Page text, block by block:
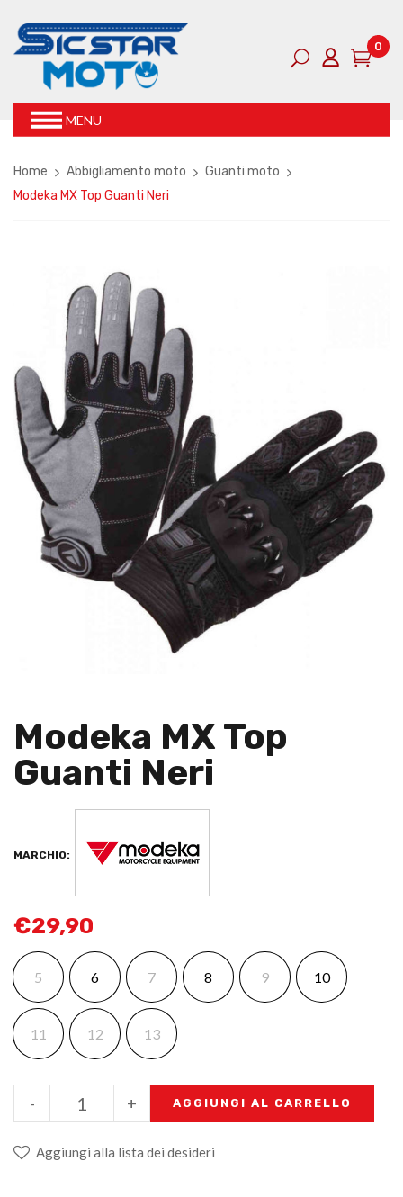
0
MENU
Home Abbigliamento moto
Guanti moto
Modeka MX Top Guanti Neri
Modeka MX Top
Guanti Neri
MARCHIO:
€29,90
5 6 7 8 9 10
11 12 13
+
- AGGIUNGI AL CARRELLO
Aggiungi alla lista dei desideri